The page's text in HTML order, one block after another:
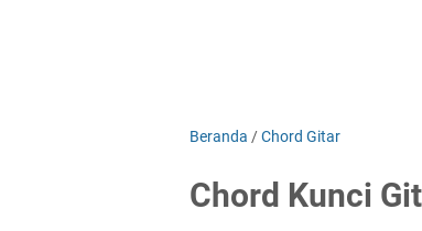
Beranda /Chord Gitar
Chord Kunci